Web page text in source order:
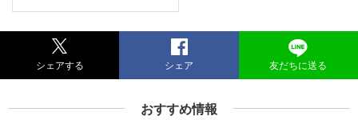
シェアする シェア 友だちに送る
おすすめ情報